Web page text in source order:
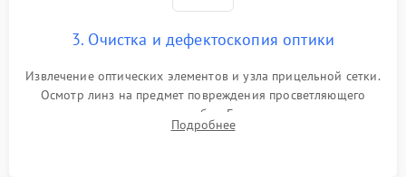
3. Очистка и дефектоскопия оптики
Извлечение оптических элементов и узла прицельной сетки.
Осмотр линз на предмет повреждения просветляющего
покрытия или появления грибка. Бережная очистка стекол
спецрастворами. Проверка целостности гравированной
Подробнее